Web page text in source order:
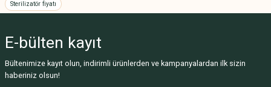
Gönder
132,00 TL
Kapaklı Küvet 30 cm.
1.140,00 TL
Sterilizatör fiyatı
E-bülten kayıt
Bültenimize kayıt olun, indirimli ürünlerden ve kampanyalardan ilk sizin
haberiniz olsun!